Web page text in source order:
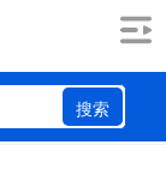
搜索